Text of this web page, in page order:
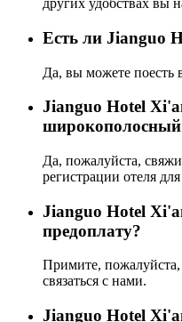
других удобствах вы
Eсть ли Jianguo
Да, вы можете поесть
Jianguo Hotel
широкополосный
Да, пожалуйста,
регистрации отеля
Jianguo Hotel
предоплату?
Примите, пожалуйста,
связаться с нами.
Jianguo Hotel